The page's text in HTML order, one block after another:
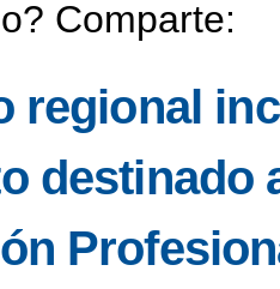
Comparte:
regional
destinado